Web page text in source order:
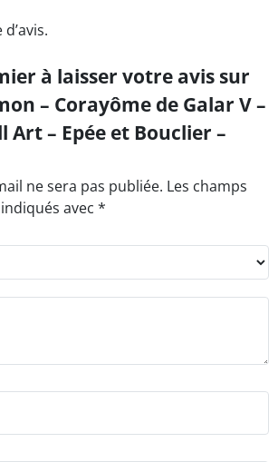
à laisser votre avis sur
– Corayôme de Galar V –
Art – Epée et Bouclier –
ne sera pas publiée. Les champs
avec *